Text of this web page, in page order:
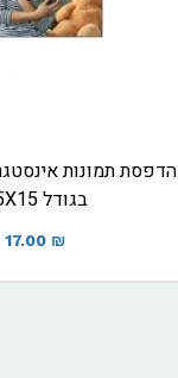
הדפסת תמונות
בגודל 15X15
17.00 ₪